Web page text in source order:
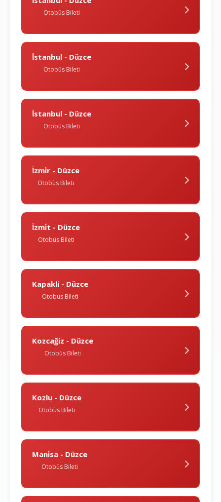
Otobüs Bileti
İstanbul - Düzce
Otobüs Bileti
İstanbul - Düzce
Otobüs Bileti
İzmi̇r - Düzce
Otobüs Bileti
İzmi̇t - Düzce
Otobüs Bileti
Kapakli - Düzce
Otobüs Bileti
Kozcağiz - Düzce
Otobüs Bileti
Kozlu - Düzce
Otobüs Bileti
Mani̇sa - Düzce
Otobüs Bileti